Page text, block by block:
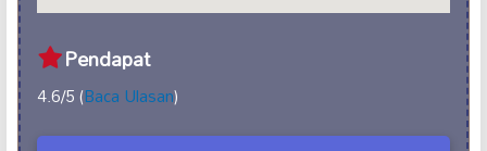
Pendapat
4.6/5 (Baca Ulasan)